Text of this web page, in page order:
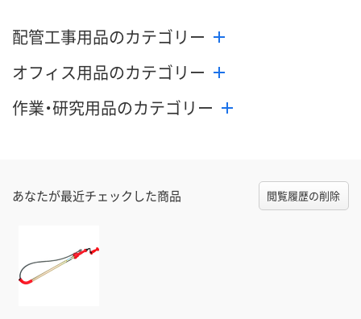
配管工事用品のカテゴリー
オフィス用品のカテゴリー
作業・研究用品のカテゴリー
あなたが最近チェックした商品 閲覧履歴の削除